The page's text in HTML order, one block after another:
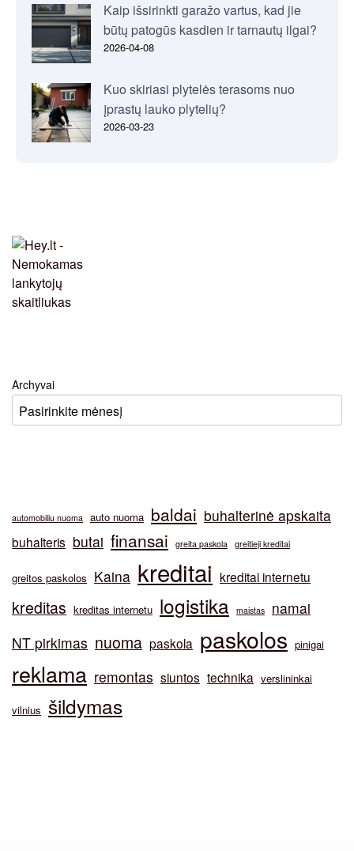
Kaip išsirinkti garažo vartus, kad jie
būtų patogūs kasdien ir tarnautų ilgai?
2026-04-08
Kuo skiriasi plytelės terasoms nuo
įprastų lauko plytelių?
2026-03-23
Archyvai
automobiliu nuoma auto nuoma baldai buhalterinė apskaita
buhalteris butai finansai greita paskola greitieji kreditai
greitos paskolos Kaina kreditai kreditai internetu
kreditas kreditas internetu logistika maistas
namai
NT pirkimas nuoma paskola paskolos pinigai
reklama remontas siuntos technika verslininkai
vilnius šildymas